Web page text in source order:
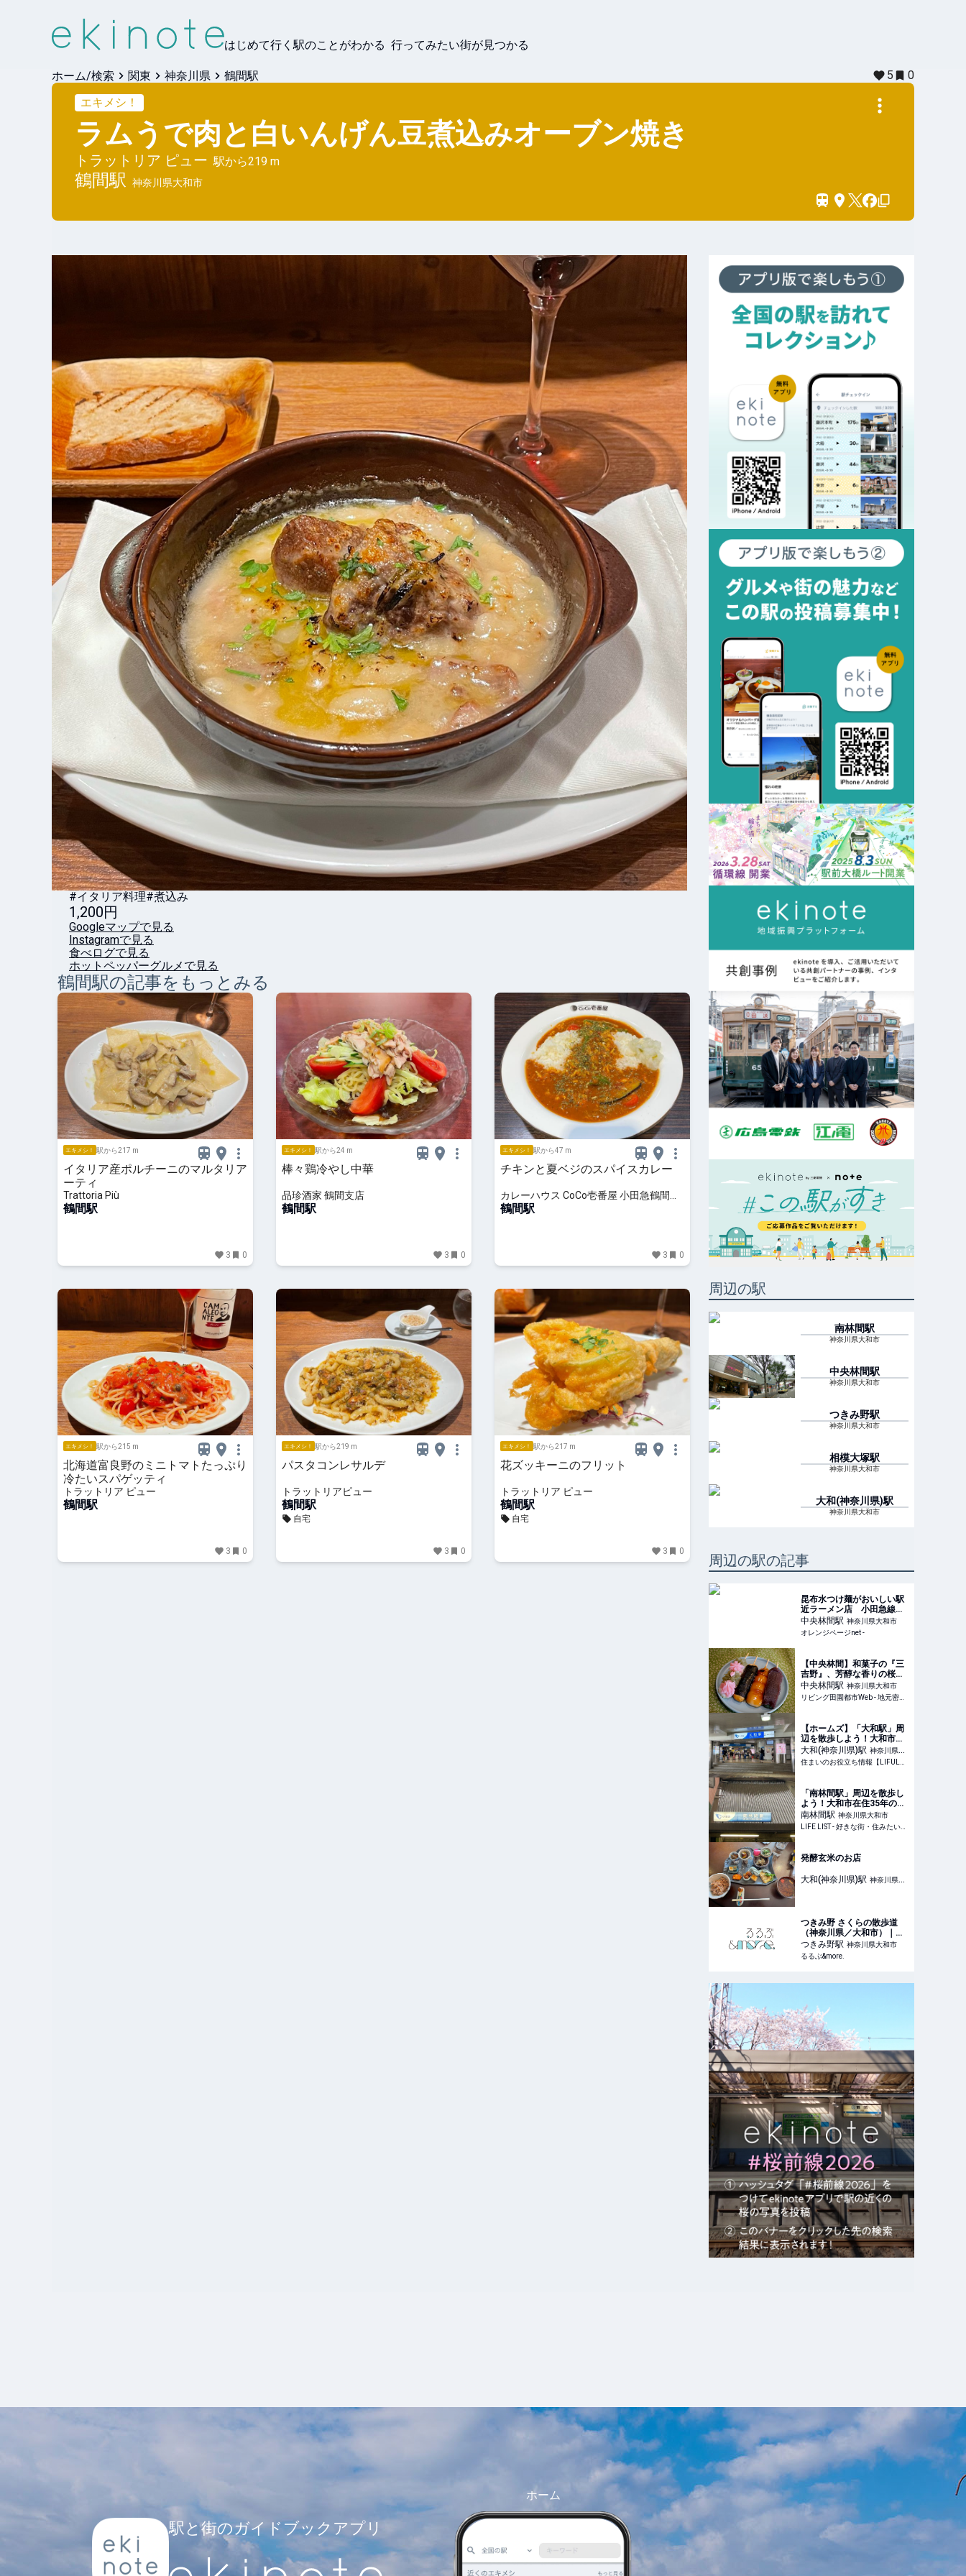
はじめて行く駅のことがわかる 行ってみたい街が見つかる
ホーム/検索 関東 神奈川県 鶴間駅 5
0
エキメシ！
ラムうで肉と白いんげん豆煮込みオーブン焼き
トラットリア ピュー 駅から219 m
鶴間駅 神奈川県大和市
#イタリア料理#煮込み
1,200円
Googleマップで見る
Instagramで見る
食べログで見る
ホットペッパーグルメで見る
鶴間駅の記事をもっとみる
エキメシ！ 駅から217 m
イタリア産ポルチーニのマルタリア
ーティ
Trattoria Più
鶴間駅
3 0
エキメシ！ 駅から24 m
棒々鶏冷やし中華
品珍酒家 鶴間支店
鶴間駅
3 0
エキメシ！ 駅から47 m
チキンと夏ベジのスパイスカレー
カレーハウス CoCo壱番屋 小田急鶴間駅
前店
鶴間駅
3 0
エキメシ！ 駅から215 m
北海道富良野のミニトマトたっぷり
冷たいスパゲッティ
トラットリア ピュー
鶴間駅
3 0
エキメシ！ 駅から219 m
パスタコンレサルデ
トラットリアピュー
鶴間駅
自宅
3 0
エキメシ！ 駅から217 m
花ズッキーニのフリット
トラットリア ピュー
鶴間駅
自宅
3 0
周辺の駅
南林間駅
神奈川県大和市
中央林間駅
神奈川県大和市
つきみ野駅
神奈川県大和市
相模大塚駅
神奈川県大和市
大和(神奈川県)駅
神奈川県大和市
周辺の駅の記事
昆布水つけ麺がおいしい駅
近ラーメン店 小田急線沿
い【RAMEN TSUKEMEN
YAMATO】 | おいしいもの
中央林間駅 神奈川県大和市
オレンジページnet -
【中央林間】和菓子の『三
吉野』、芳醇な香りの桜餅
に誘われ店を訪ねてみた
中央林間駅 神奈川県大和市
リビング田園都市Web - 地元密着！ たまプラーザ、あざみ野、青葉台、港北ニュータウンほかのグルメ、イベント、お出かけ、習い事情報
【ホームズ】「大和駅」周
辺を散歩しよう！大和市在
住35年の私のおすすめ散
歩・ウォーキングスポット |
住まいのお役立ち情報
大和(神奈川県)駅 神奈川県大
和市
住まいのお役立ち情報【LIFULL HOME'S】
「南林間駅」周辺を散歩し
よう！大和市在住35年の私
がおすすめの散歩・ウォー
キングスポットを紹介しま
す - LIFE LIST - 好きな街・
南林間駅 神奈川県大和市
LIFE LIST - 好きな街・住みたい街・私の街
発酵玄米のお店
大和(神奈川県)駅 神奈川県大
つきみ野 さくらの散歩道
（神奈川県／大和市）｜営
業時間・アクセス｜るるぶ
&more.
つきみ野駅 神奈川県大和市
るるぶ&more.
駅と街のガイドブックアプリ
ホーム エキガタリ